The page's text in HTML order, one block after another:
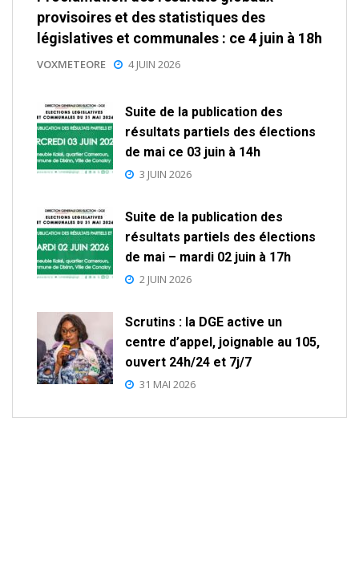
provisoires et des statistiques des
législatives et communales : ce 4 juin à 18h
VOXMETEORE 4 JUIN 2026
Suite de la publication des
résultats partiels des élections
de mai ce 03 juin à 14h
3 JUIN 2026
Suite de la publication des
résultats partiels des élections
de mai – mardi 02 juin à 17h
2 JUIN 2026
Scrutins : la DGE active un
centre d’appel, joignable au 105,
ouvert 24h/24 et 7j/7
31 MAI 2026